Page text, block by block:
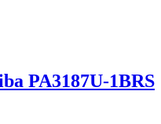
PA3187U-1BRS